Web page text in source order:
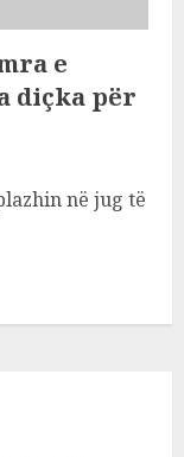
e
diçka për
në jug të